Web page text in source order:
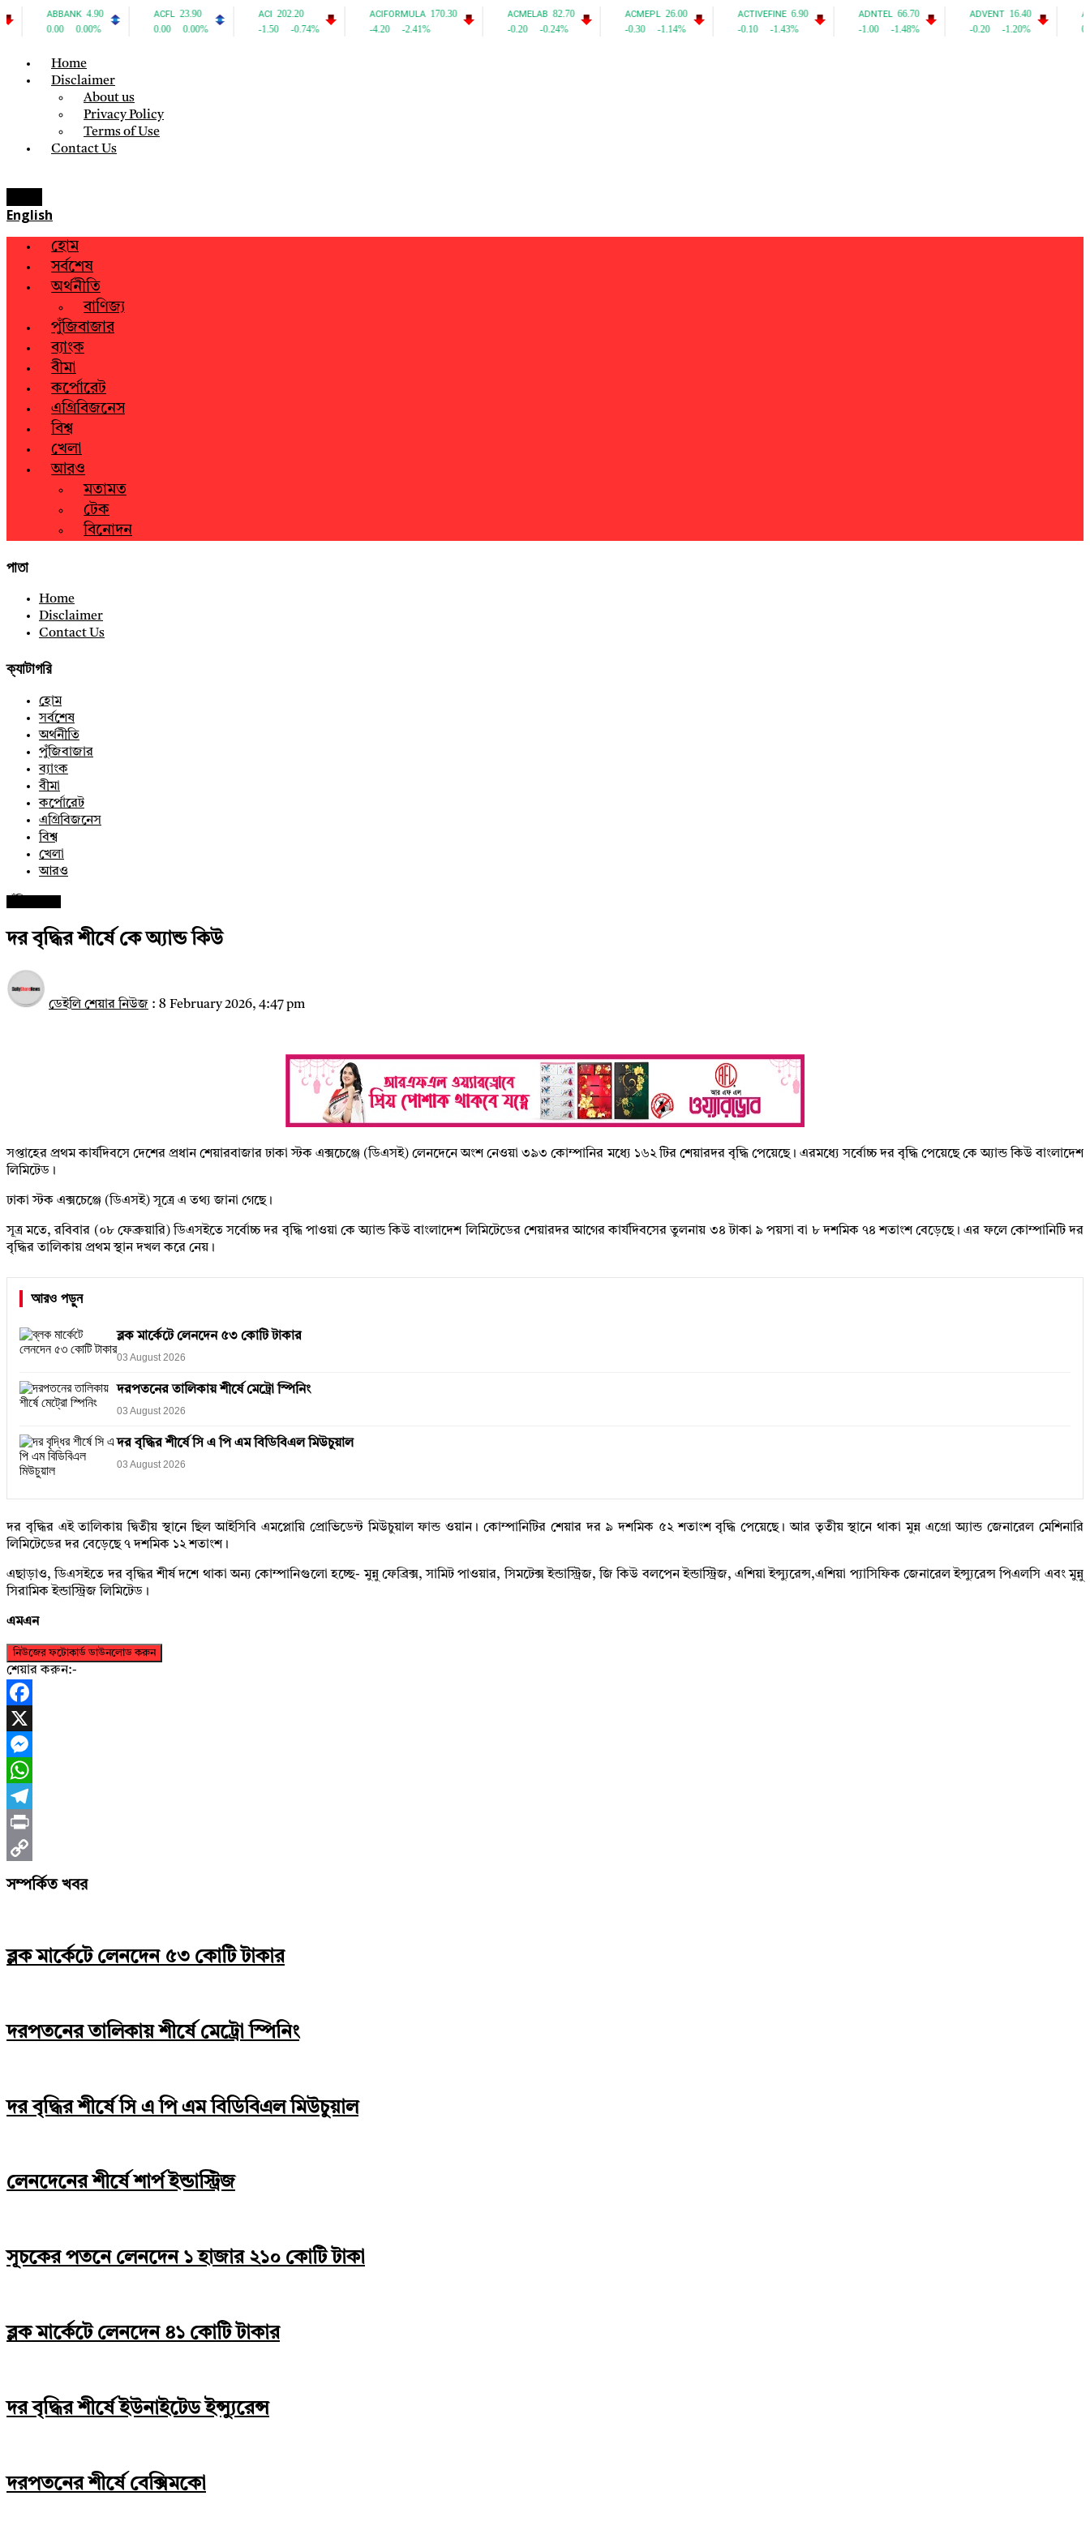
Home
Disclaimer
About us
Privacy Policy
Terms of Use
Contact Us
English
হোম
সর্বশেষ
অর্থনীতি
বাণিজ্য
পুঁজিবাজার
ব্যাংক
বীমা
কর্পোরেট
এগ্রিবিজনেস
বিশ্ব
খেলা
আরও
মতামত
টেক
বিনোদন
পাতা
Home
Disclaimer
Contact Us
ক্যাটাগরি
হোম
সর্বশেষ
অর্থনীতি
পুঁজিবাজার
ব্যাংক
বীমা
কর্পোরেট
এগ্রিবিজনেস
বিশ্ব
খেলা
আরও
দর বৃদ্ধির শীর্ষে কে অ্যান্ড কিউ
ডেইলি শেয়ার নিউজ : 8 February 2026, 4:47 pm
সপ্তাহের প্রথম কার্যদিবসে দেশের প্রধান শেয়ারবাজার ঢাকা স্টক এক্সচেঞ্জে (ডিএসই) লেনদেনে অংশ নেওয়া ৩৯৩ কোম্পানির মধ্যে ১৬২ টির শেয়ারদর বৃদ্ধি পেয়েছে। এরমধ্যে সর্বোচ্চ দর বৃদ্ধি পেয়েছে কে অ্যান্ড কিউ বাংলাদেশ
লিমিটেড।
ঢাকা স্টক এক্সচেঞ্জে (ডিএসই) সূত্রে এ তথ্য জানা গেছে।
সূত্র মতে, রবিবার (০৮ ফেব্রুয়ারি) ডিএসইতে সর্বোচ্চ দর বৃদ্ধি পাওয়া কে অ্যান্ড কিউ বাংলাদেশ লিমিটেডের শেয়ারদর আগের কার্যদিবসের তুলনায় ৩৪ টাকা ৯ পয়সা বা ৮ দশমিক ৭৪ শতাংশ বেড়েছে। এর ফলে কোম্পানিটি দর
বৃদ্ধির তালিকায় প্রথম স্থান দখল করে নেয়।
আরও পড়ুন
ব্লক মার্কেটে লেনদেন ৫৩ কোটি টাকার
03 August 2026
দরপতনের তালিকায় শীর্ষে মেট্রো স্পিনিং
03 August 2026
দর বৃদ্ধির শীর্ষে সি এ পি এম বিডিবিএল মিউচুয়াল
03 August 2026
দর বৃদ্ধির এই তালিকায় দ্বিতীয় স্থানে ছিল আইসিবি এমপ্লোয়ি প্রোভিডেন্ট মিউচুয়াল ফান্ড ওয়ান। কোম্পানিটির শেয়ার দর ৯ দশমিক ৫২ শতাংশ বৃদ্ধি পেয়েছে। আর তৃতীয় স্থানে থাকা মুন্ন এগ্রো অ্যান্ড জেনারেল মেশিনারি
লিমিটেডের দর বেড়েছে ৭ দশমিক ১২ শতাংশ।
এছাড়াও, ডিএসইতে দর বৃদ্ধির শীর্ষ দশে থাকা অন্য কোম্পানিগুলো হচ্ছে- মুন্নু ফেব্রিক্স, সামিট পাওয়ার, সিমটেক্স ইন্ডাস্ট্রিজ, জি কিউ বলপেন ইন্ডাস্ট্রিজ, এশিয়া ইন্স্যুরেন্স,এশিয়া প্যাসিফিক জেনারেল ইন্স্যুরেন্স পিএলসি এবং মুন্নু
সিরামিক ইন্ডাস্ট্রিজ লিমিটেড।
এমএন
নিউজের ফটোকার্ড ডাউনলোড করুন
শেয়ার করুন:-
Facebook
X
Messenger
WhatsApp
Telegram
Print
Copy
সম্পর্কিত খবর
ব্লক মার্কেটে লেনদেন ৫৩ কোটি টাকার
দরপতনের তালিকায় শীর্ষে মেট্রো স্পিনিং
দর বৃদ্ধির শীর্ষে সি এ পি এম বিডিবিএল মিউচুয়াল
লেনদেনের শীর্ষে শার্প ইন্ডাস্ট্রিজ
সূচকের পতনে লেনদেন ১ হাজার ২১০ কোটি টাকা
ব্লক মার্কেটে লেনদেন ৪১ কোটি টাকার
দর বৃদ্ধির শীর্ষে ইউনাইটেড ইন্স্যুরেন্স
দরপতনের শীর্ষে বেক্সিমকো